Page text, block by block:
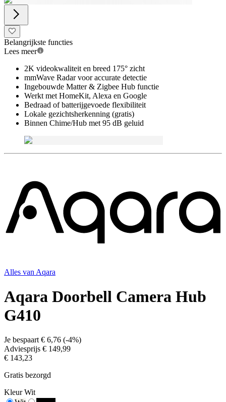
Belangrijkste functies
Lees meer
2K videokwaliteit en breed 175° zicht
mmWave Radar voor accurate detectie
Ingebouwde Matter & Zigbee Hub functie
Werkt met HomeKit, Alexa en Google
Bedraad of batterijgevoede flexibiliteit
Lokale gezichtsherkenning (gratis)
Binnen Chime/Hub met 95 dB geluid
Alles van Aqara
Aqara Doorbell Camera Hub
G410
Je bespaart€ 6,76 (-4%)
Adviesprijs € 149,99
€ 143,23
Gratis bezorgd
Kleur Wit